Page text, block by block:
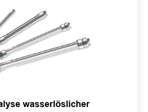
wasserlöslicher